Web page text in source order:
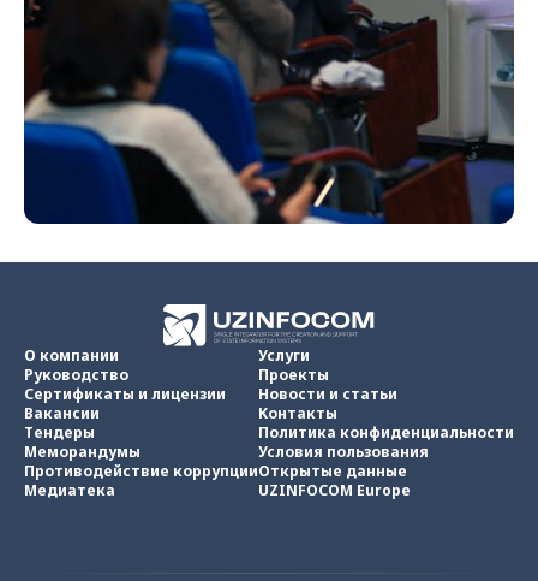
О компании
Руководство
Сертификаты и лицензии
Вакансии
Тендеры
Меморандумы
Противодействие коррупции
Медиатека
Услуги
Проекты
Новости и статьи
Контакты
Политика конфиденциальности
Условия пользования
Открытые данные
UZINFOCOM Europe